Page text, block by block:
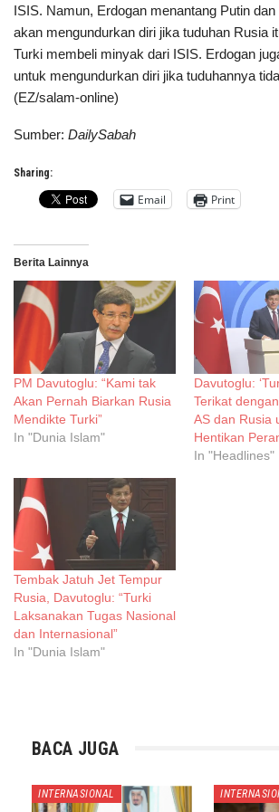
ISIS. Namun, Erdogan menantang Putin
akan mengundurkan diri jika tuduhan Rusia
Turki membeli minyak dari ISIS. Erdogan
untuk mengundurkan diri jika tuduhannya
(EZ/salam-online)
Sumber: DailySabah
Sharing:
Email Print
Berita Lainnya
PM Davutoglu: “Kami tak
Akan Pernah Biarkan Rusia
Mendikte Turki”
In "Dunia Islam"
Davutoglu:
Terikat
AS dan Rusia
Hentikan
In "Headlines"
Tembak Jatuh Jet Tempur
Rusia, Davutoglu: “Turki
Laksanakan Tugas Nasional
dan Internasional”
In "Dunia Islam"
BACA JUGA
INTERNASIONAL